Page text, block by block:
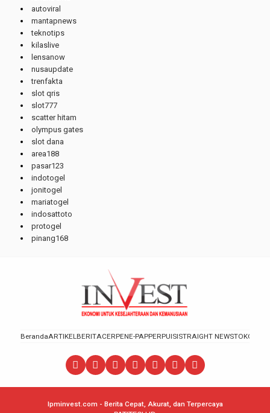
autoviral
mantapnews
teknotips
kilaslive
lensanow
nusaupdate
trenfakta
slot qris
slot777
scatter hitam
olympus gates
slot dana
area188
pasar123
indotogel
jonitogel
mariatogel
indosattoto
protogel
pinang168
BerandaARTIKELBERITACERPENE-PAPPERPUISISTRAIGHT NEWSTOKOH
lpminvest.com - Berita Cepat, Akurat, dan Terpercaya